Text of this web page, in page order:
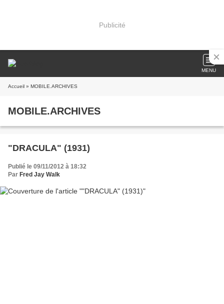
Publicité
MENU
Accueil » MOBILE.ARCHIVES
MOBILE.ARCHIVES
"DRACULA" (1931)
Publié le 09/11/2012 à 18:32
Par Fred Jay Walk